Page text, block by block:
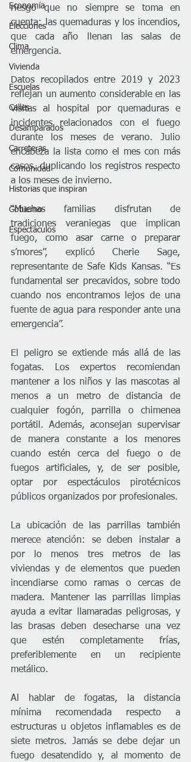
Economía
Elecciones
Clima
Vivienda
Escuelas
Calles
Desamparados
Carreteras
Comunidad
Historias que inspiran
Gobierno
Espectáculos
riesgo que no siempre se toma en
cuenta: las quemaduras y los incendios,
que cada año llenan las salas de
emergencia.
Datos recopilados entre 2019 y 2023
reflejan un aumento considerable en las
visitas al hospital por quemaduras e
incidentes relacionados con el fuego
durante los meses de verano. Julio
encabeza la lista como el mes con más
casos, duplicando los registros respecto
a los meses de invierno.
“Muchas familias disfrutan de
tradiciones veraniegas que implican
fuego, como asar carne o preparar
s’mores”, explicó Cherie Sage,
representante de Safe Kids Kansas. “Es
fundamental ser precavidos, sobre todo
cuando nos encontramos lejos de una
fuente de agua para responder ante una
emergencia”.
El peligro se extiende más allá de las
fogatas. Los expertos recomiendan
mantener a los niños y las mascotas al
menos a un metro de distancia de
cualquier fogón, parrilla o chimenea
portátil. Además, aconsejan supervisar
de manera constante a los menores
cuando estén cerca del fuego o de
fuegos artificiales, y, de ser posible,
optar por espectáculos pirotécnicos
públicos organizados por profesionales.
La ubicación de las parrillas también
merece atención: se deben instalar a
por lo menos tres metros de las
viviendas y de elementos que pueden
incendiarse como ramas o cercas de
madera. Mantener las parrillas limpias
ayuda a evitar llamaradas peligrosas, y
las brasas deben desecharse una vez
que estén completamente frías,
preferiblemente en un recipiente
metálico.
Al hablar de fogatas, la distancia
mínima recomendada respecto a
estructuras u objetos inflamables es de
siete metros. Jamás se debe dejar un
fuego desatendido y, al momento de